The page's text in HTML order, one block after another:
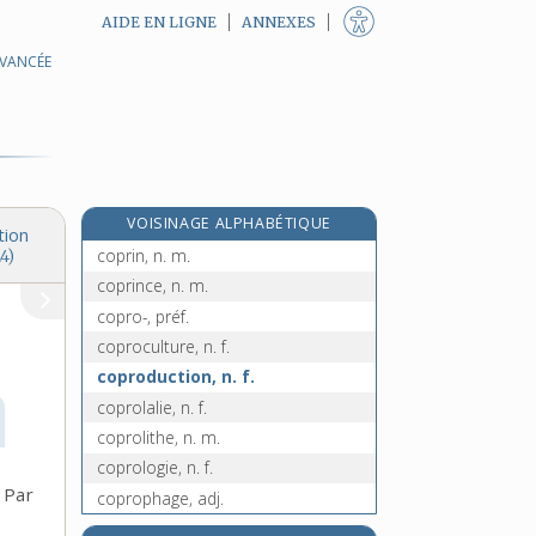
AIDE EN LIGNE ANNEXES
Par
VOISINAGE ALPHABÉTIQUE
coprah, n. m.
coprin, n. m.
coprince, n. m.
copro-, préf.
coproculture, n. f.
coproduction, n. f.
coprolalie, n. f.
coprolithe, n. m.
coprologie, n. f.
coprophage, adj.
coprophagie, n. f.